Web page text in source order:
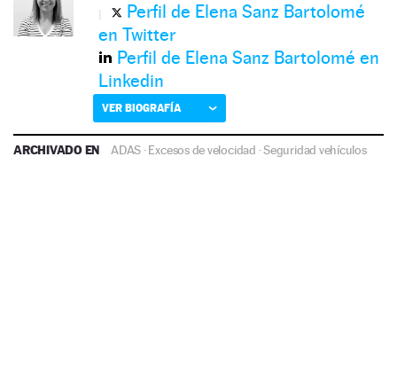
Perfil de Elena Sanz Bartolomé
en Twitter
Perfil de Elena Sanz Bartolomé en
Linkedin
VER BIOGRAFÍA
ARCHIVADO EN ADAS ·Excesos de velocidad ·Seguridad vehículos